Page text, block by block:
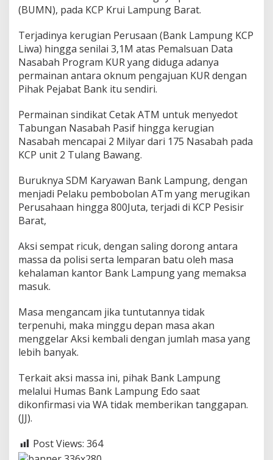
(BUMN), pada KCP Krui Lampung Barat.
Terjadinya kerugian Perusaan (Bank Lampung KCP
Liwa) hingga senilai 3,1M atas Pemalsuan Data
Nasabah Program KUR yang diduga adanya
permainan antara oknum pengajuan KUR dengan
Pihak Pejabat Bank itu sendiri.
Permainan sindikat Cetak ATM untuk menyedot
Tabungan Nasabah Pasif hingga kerugian
Nasabah mencapai 2 Milyar dari 175 Nasabah pada
KCP unit 2 Tulang Bawang.
Buruknya SDM Karyawan Bank Lampung, dengan
menjadi Pelaku pembobolan ATm yang merugikan
Perusahaan hingga 800Juta, terjadi di KCP Pesisir
Barat,
Aksi sempat ricuk, dengan saling dorong antara
massa da polisi serta lemparan batu oleh masa
kehalaman kantor Bank Lampung yang memaksa
masuk.
Masa mengancam jika tuntutannya tidak
terpenuhi, maka minggu depan masa akan
menggelar Aksi kembali dengan jumlah masa yang
lebih banyak.
Terkait aksi massa ini, pihak Bank Lampung
melalui Humas Bank Lampung Edo saat
dikonfirmasi via WA tidak memberikan tanggapan.
(JJ).
Post Views: 364